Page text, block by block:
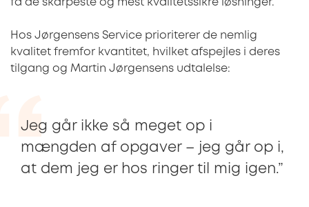
få de skarpeste og mest kvalitetssikre løsninger.
Hos Jørgensens Service prioriterer de nemlig
kvalitet fremfor kvantitet, hvilket afspejles i deres
tilgang og Martin Jørgensens udtalelse:
Jeg går ikke så meget op i
mængden af opgaver – jeg går op i,
at dem jeg er hos ringer til mig igen.”